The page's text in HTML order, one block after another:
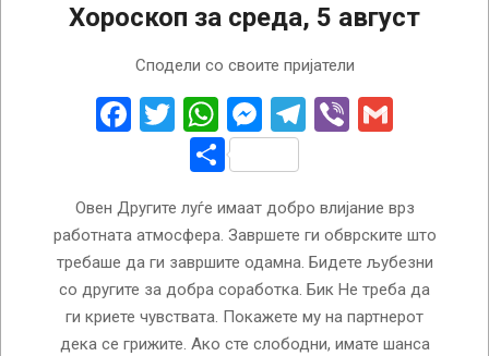
Хороскоп за среда, 5 август
Сподели со своите пријатели
Facebook
Twitter
WhatsApp
Messenger
Telegram
Viber
Share
Овен Другите луѓе имаат добро влијание врз
работната атмосфера. Завршете ги обврските што
требаше да ги завршите одамна. Бидете љубезни
со другите за добра соработка. Бик Не треба да
ги криете чувствата. Покажете му на партнерот
дека се грижите. Ако сте слободни, имате шанса